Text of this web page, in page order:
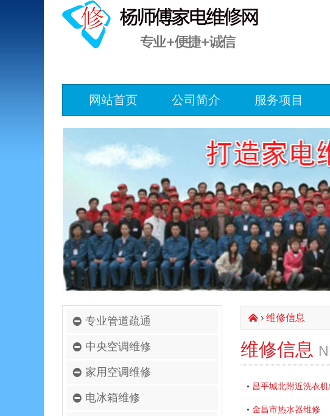
网站首页 公司简介 服务项目
专业管道疏通
中央空调维修
家用空调维修
电冰箱维修
󰄫› 维修信息
维修信息
• 昌平城北附近洗衣
• 金昌市热水器维修